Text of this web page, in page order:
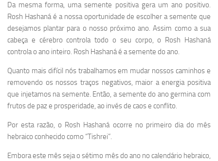
Da mesma forma, uma semente positiva gera um ano positivo.
Rosh Hashaná é a nossa oportunidade de escolher a semente que
desejamos plantar para o nosso próximo ano. Assim como a sua
cabeça e cérebro controla todo o seu corpo, o Rosh Hashaná
controla o ano inteiro. Rosh Hashaná é a semente do ano.
Quanto mais difícil nós trabalhamos em mudar nossos caminhos e
removendo os nossos traços negativos, maior a energia positiva
que injetamos na semente. Então, a semente do ano germina com
frutos de paz e prosperidade, ao invés de caos e conflito.
Por esta razão, o Rosh Hashaná ocorre no primeiro dia do mês
hebraico conhecido como “Tishrei”.
Embora este mês seja o sétimo mês do ano no calendário hebraico,